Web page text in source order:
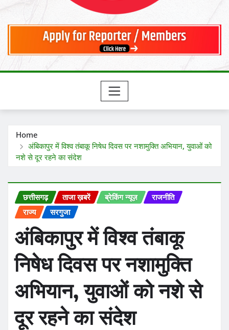
Home
अंबिकापुर में विश्व तंबाकू निषेध दिवस पर नशामुक्ति अभियान, युवाओं को
नशे से दूर रहने का संदेश
छत्तीसगढ़ ताजा ख़बरें ब्रेकिंग न्यूज़
राजनीति
राज्य
सरगुजा
अंबिकापुर में विश्व तंबाकू
निषेध दिवस पर नशामुक्ति
अभियान, युवाओं को नशे से
दूर रहने का संदेश